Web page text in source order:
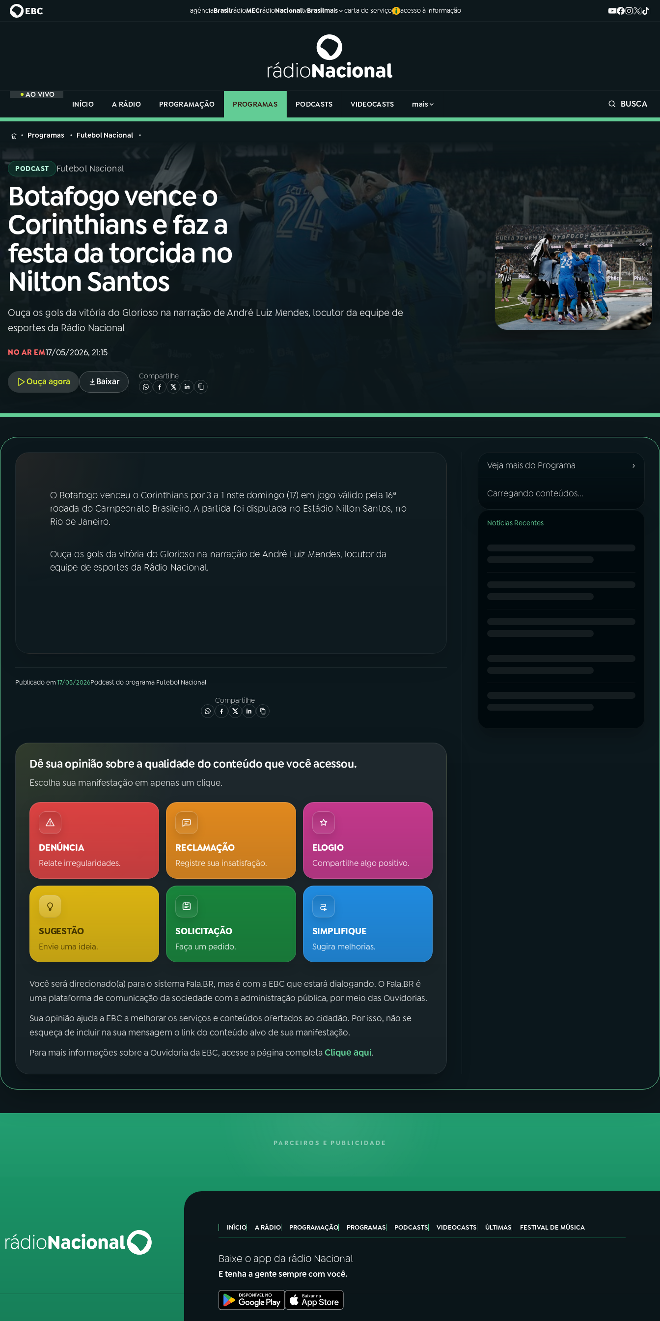
agênciaBrasilrádioMECrádioNacionaltvBrasilmais carta de serviço acesso à informação
AO VIVO
INÍCIO
A RÁDIO PROGRAMAÇÃO PROGRAMAS PODCASTS VIDEOCASTS mais BUSCA
MENU
Buscar
na
Rádio
Nacional
Buscar
AO VIVO
01INÍCIO
A RÁDIO
03PROGRAMAÇÃO
05 PODCASTS
ACOMPANHE A RÁDIO NACIONAL
YouTube
Instagram X
na
Rádio
Programas Futebol Nacional
PODCAST Futebol Nacional
Botafogo vence o
Corinthians e faz a
festa da torcida no
Nilton Santos
Ouça os gols da vitória do Glorioso na narração de André Luiz Mendes, locutor da equipe de
esportes da Rádio Nacional
NO AR EM17/05/2026, 21:15
Ouça agora Baixar
Compartilhe
O Botafogo venceu o Corinthians por 3 a 1 nste domingo (17) em jogo válido pela 16ª
rodada do Campeonato Brasileiro. A partida foi disputada no Estádio Nilton Santos, no
Rio de Janeiro.
Ouça os gols da vitória do Glorioso na narração de André Luiz Mendes, locutor da
equipe de esportes da Rádio Nacional.
Publicado em17/05/2026Podcastdo programa Futebol Nacional
Compartilhe
Dê sua opinião sobre a qualidade do conteúdo que você acessou.
Escolha sua manifestação em apenas um clique.
DENÚNCIA
Relate irregularidades.
RECLAMAÇÃO
Registre sua insatisfação.
ELOGIO
Compartilhe algo positivo.
SUGESTÃO
Envie uma ideia.
SOLICITAÇÃO
Faça um pedido.
SIMPLIFIQUE
Sugira melhorias.
Você será direcionado(a) para o sistema Fala.BR, mas é com a EBC que estará dialogando. O Fala.BR é
uma plataforma de comunicação da sociedade com a administração pública, por meio das Ouvidorias.
Sua opinião ajuda a EBC a melhorar os serviços e conteúdos ofertados ao cidadão. Por isso, não se
esqueça de incluir na sua mensagem o link do conteúdo alvo de sua manifestação.
Para mais informações sobre a Ouvidoria da EBC, acesse a página completaClique aqui.
Veja mais do Programa ›
Carregando conteúdos...
Notícias Recentes
PARCEIROS E PUBLICIDADE
INÍCIO A RÁDIO PROGRAMAÇÃO PROGRAMAS PODCASTS VIDEOCASTS ÚLTIMAS FESTIVAL DE MÚSICA
Baixe o app da rádio Nacional
E tenha a gente sempre com você.